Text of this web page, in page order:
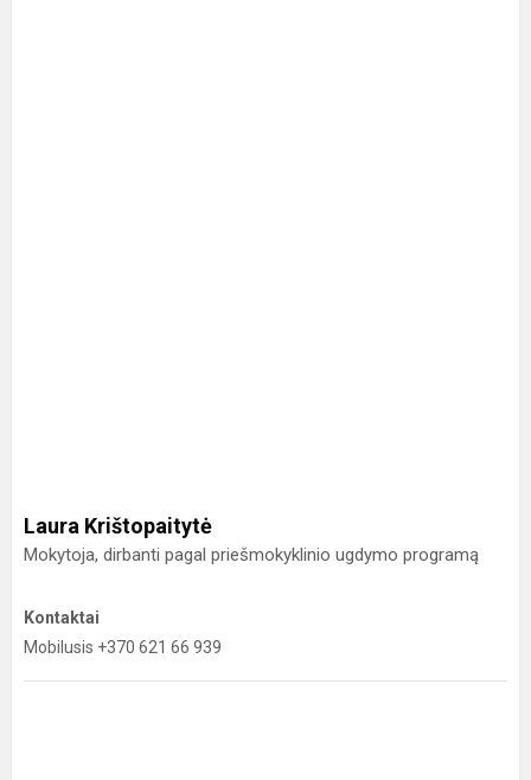
Laura Krištopaitytė
Mokytoja, dirbanti pagal priešmokyklinio ugdymo programą
Kontaktai
Mobilusis +370 621 66 939